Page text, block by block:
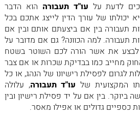
לדעת על עו"ד תעבורה הוא הדבר
יכולתו של עורך הדין לייצג אתכם בכל
תעבורה בין אם ביצעתם אותם ובין אם
תעבורה. למה הכוונה? גם אם מדובר על
לבצע את אשר הורה לכם השוטר בשטח
מחייב כמו בבדיקת שכרות או אם צבר
לגרום לפסילת רישיונו של הנהג, או כל
המקצועית של עו"ד תעבורה, עלולה
בין אם על יד פסילת רישיון ובין
כספיים גדולים או אפילו מאסר.